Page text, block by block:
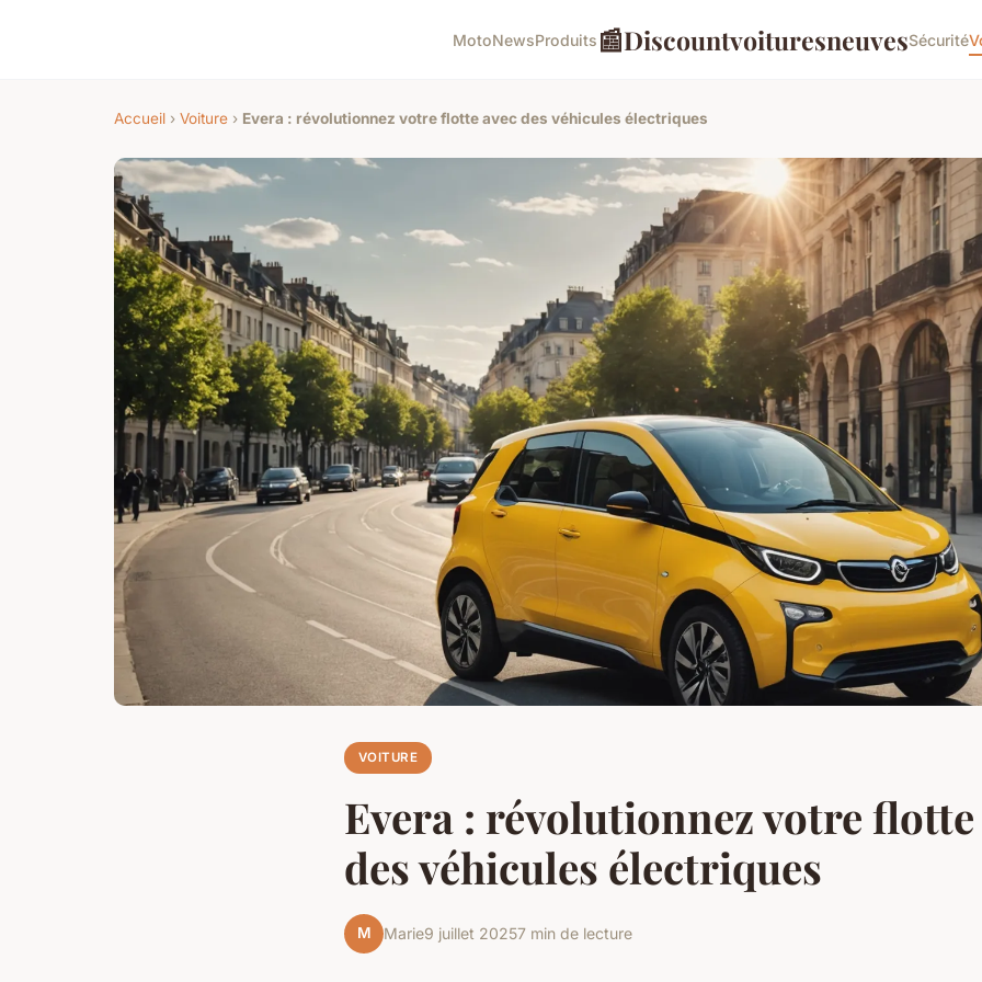
MotoNewsProduits 📰DiscountvoituresneuvesSécurité
Accueil › Voiture › Evera : révolutionnez votre flotte avec des véhicules électriques
VOITURE
Evera : révolutionnez votre flotte
des véhicules électriques
M Marie9 juillet 20257 min de lecture